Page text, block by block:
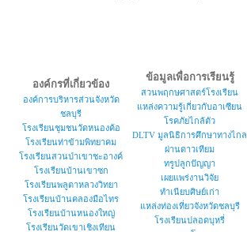
องค์กรที่เกี่ยวข้อง
องค์การบริหารส่วนจังหวัด
ชลบุรี
โรงเรียนชุมชนวัดหนองค้อ
โรงเรียนท่าข้ามพิทยาคม
โรงเรียนสวนป่าเขาชะอางค์
โรงเรียนบ้านเขาซก
โรงเรียนพลูตาหลวงวิทยา
โรงเรียนบ้านคลองมือไทร
โรงเรียนบ้านหนองใหญ่
โรงเรียนวัดเขาเชิงเทียน
ข้อมูลเพื่อการเรียนรู้
สวนพฤกษศาสตร์โรงเรียน
แหล่งความรู้เกี่ยวกับอาเซียน
โรคภัยไกล้ตัว
DLTV มูลนิธิการศึกษาทางไกล
ผ่านดาวเทียม
ทรูปลูกปัญญา
เผยแพร่งานวิจัย
ทำเนียบศิษย์เก่า
แหล่งท่องเที่ยวจังหวัดชลบุรี
โรงเรียนปลอดบุหรี่